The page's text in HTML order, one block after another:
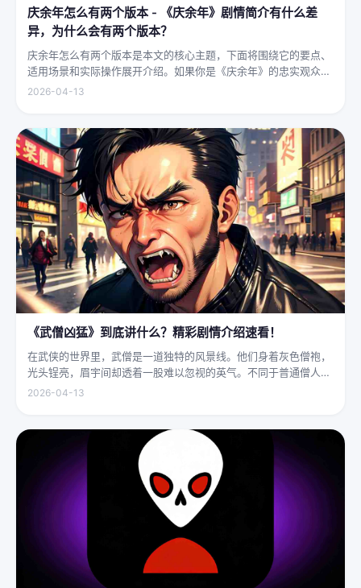
庆余年怎么有两个版本 - 《庆余年》剧情简介有什么差
异，为什么会有两个版本？
庆余年怎么有两个版本是本文的核心主题，下面将围绕它的要点、
适用场景和实际操作展开介绍。如果你是《庆余年》的忠实观众，
可能会发现这部剧在不同视频平台上呈现出两个略有差异的版本，
2026-04-13
《武僧凶猛》到底讲什么？精彩剧情介绍速看！
在武侠的世界里，武僧是一道独特的风景线。他们身着灰色僧袍，
光头锃亮，眉宇间却透着一股难以忽视的英气。不同于普通僧人的
慈眉善目，武僧的眼神中常常闪烁着锐利的光，仿佛能洞穿一切虚
2026-04-13